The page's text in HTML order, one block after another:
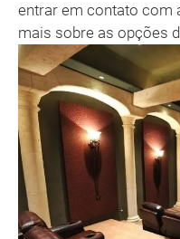
entrar em contato com
mais sobre as opções